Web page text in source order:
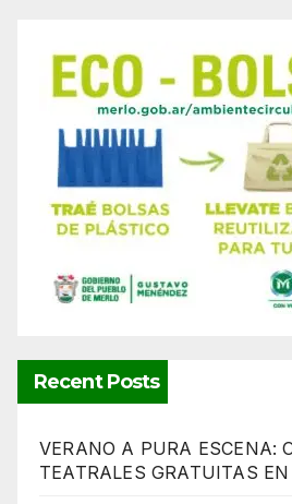
Recent Posts
VERANO A PURA ESCENA:
TEATRALES GRATUITAS EN